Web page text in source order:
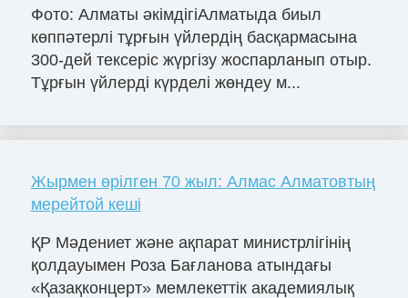
Фото: Алматы әкімдігіАлматыда биыл
көппәтерлі тұрғын үйлердің басқармасына
300-дей тексеріс жүргізу жоспарланып отыр.
Тұрғын үйлерді күрделі жөндеу м...
Жырмен өрілген 70 жыл: Алмас Алматовтың
мерейтой кеші
ҚР Мәдениет және ақпарат министрлігінің
қолдауымен Роза Бағланова атындағы
«Қазақконцерт» мемлекеттік академиялық